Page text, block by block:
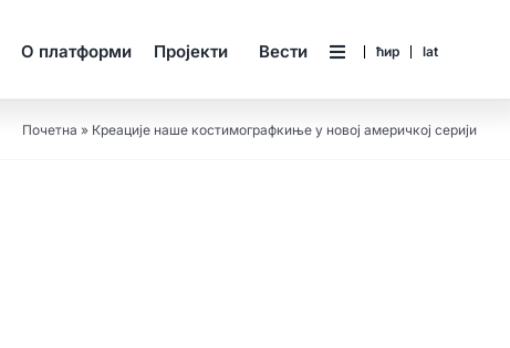
О платформи Пројекти Вести ћир lat
Почетна » Креације наше костимографкиње у новој америчкој серији